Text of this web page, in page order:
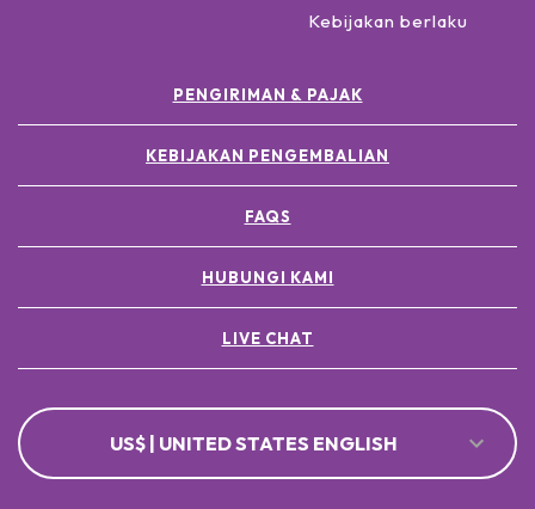
Kebijakan berlaku
PENGIRIMAN & PAJAK
KEBIJAKAN PENGEMBALIAN
FAQS
HUBUNGI KAMI
LIVE CHAT
US$ | UNITED STATES ENGLISH